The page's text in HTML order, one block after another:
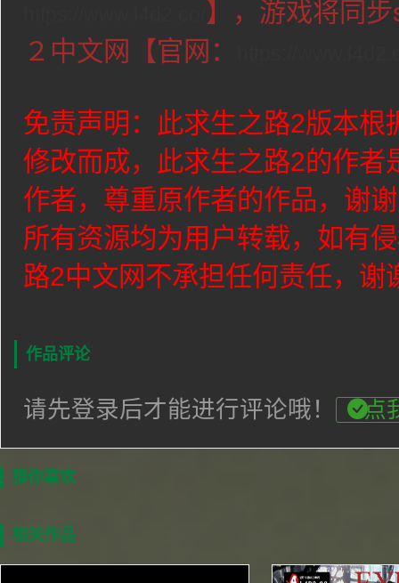
】，游戏将同
２中文网【官网：
免责声明：此求生之路2版本根
修改而成，此求生之路2的作者
作者，尊重原作者的作品，谢
所有资源均为用户转载，如有
路2中文网不承担任何责任，谢
作品评论
请先登录后才能进行评论哦！ 点
猜你喜欢
相关作品